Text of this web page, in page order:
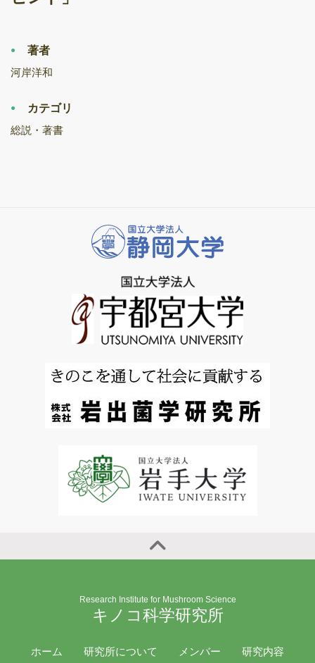
著者
河岸洋和
カテゴリ
総説・著書
Research Institute for Mushroom Science
キノコ科学研究所
ホーム 研究所について メンバー 研究内容